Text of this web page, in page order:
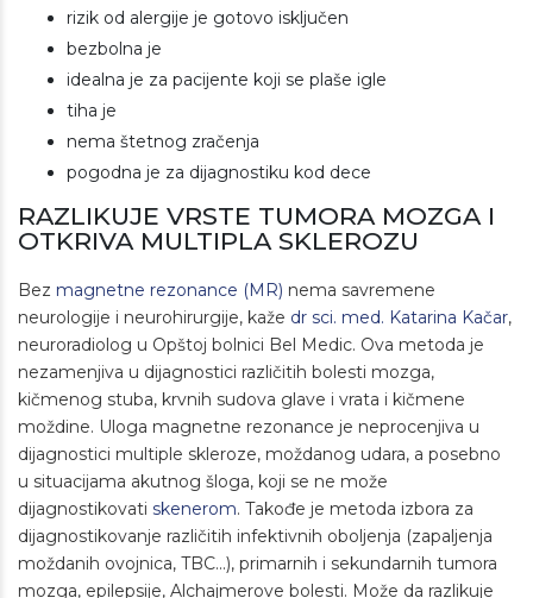
rizik od alergije je gotovo isključen
bezbolna je
idealna je za pacijente koji se plaše igle
tiha je
nema štetnog zračenja
pogodna je za dijagnostiku kod dece
RAZLIKUJE VRSTE TUMORA MOZGA I
OTKRIVA MULTIPLA SKLEROZU
Bez magnetne rezonance (МR) nema savremene
neurologije i neurohirurgije, kaže dr sci. med. Katarina Kačar,
neuroradiolog u Opštoj bolnici Bel Medic. Ova metoda je
nezamenjiva u dijagnostici različitih bolesti mozga,
kičmenog stuba, krvnih sudova glave i vrata i kičmene
moždine. Uloga magnetne rezonance je neprocenjiva u
dijagnostici multiple skleroze, moždanog udara, a posebno
u situacijama akutnog šloga, koji se ne može
dijagnostikovati skenerom. Takođe je metoda izbora za
dijagnostikovanje različitih infektivnih oboljenja (zapaljenja
moždanih ovojnica, TBC...), primarnih i sekundarnih tumora
mozga, epilepsije, Alchajmerove bolesti. Мože da razlikuje